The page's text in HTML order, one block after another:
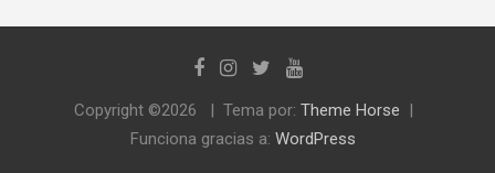
Copyright ©2026 Tema por: Theme Horse
Funciona gracias a: WordPress